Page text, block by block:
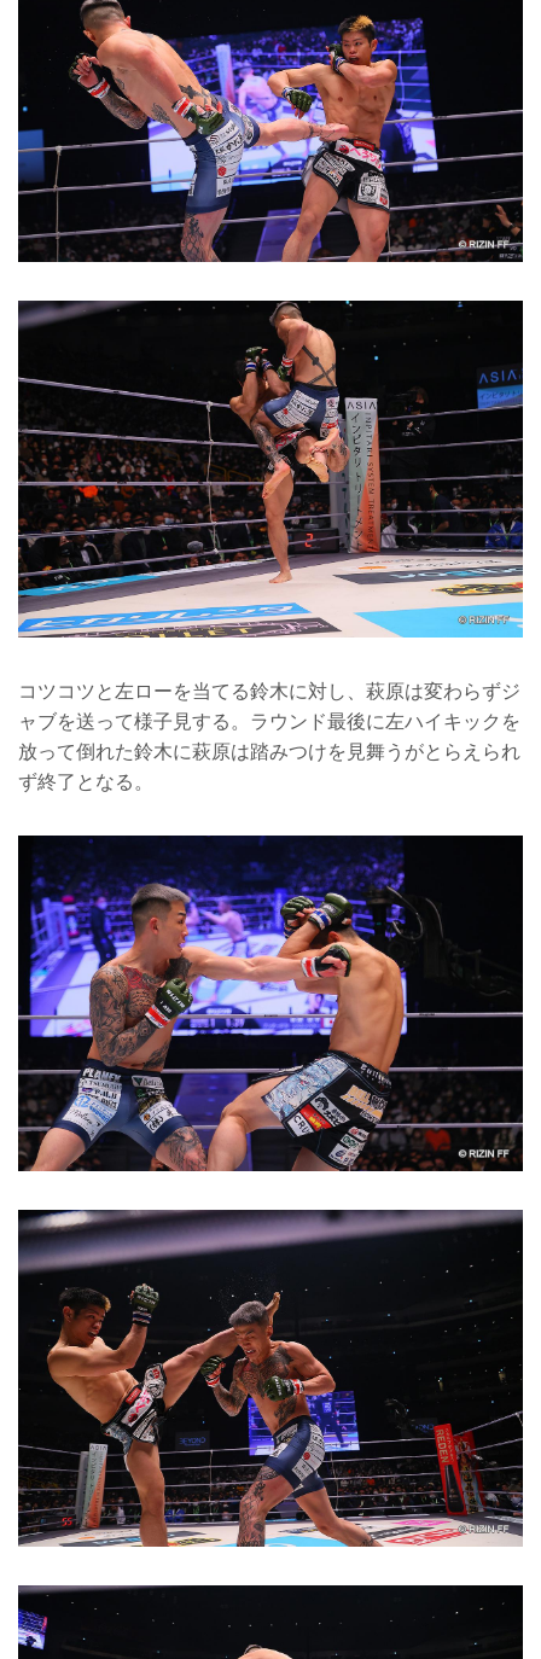
コツコツと左ローを当てる鈴木に対し、萩原は変わらずジ
ャブを送って様子見する。ラウンド最後に左ハイキックを
放って倒れた鈴木に萩原は踏みつけを見舞うがとらえられ
ず終了となる。